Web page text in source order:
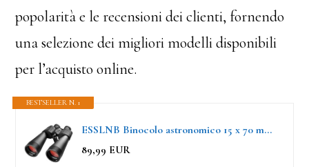
popolarità e le recensioni dei clienti, fornendo
una selezione dei migliori modelli disponibili
per l’acquisto online.
BESTSELLER N. 1
ESSLNB Binocolo astronomico 15 x 70 mm per adulti con adattatore per telefono, adattatore treppiede e custodia Prisma FMC per visione terrestre e caccia
89,99 EUR